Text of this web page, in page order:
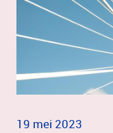
19 mei 2023